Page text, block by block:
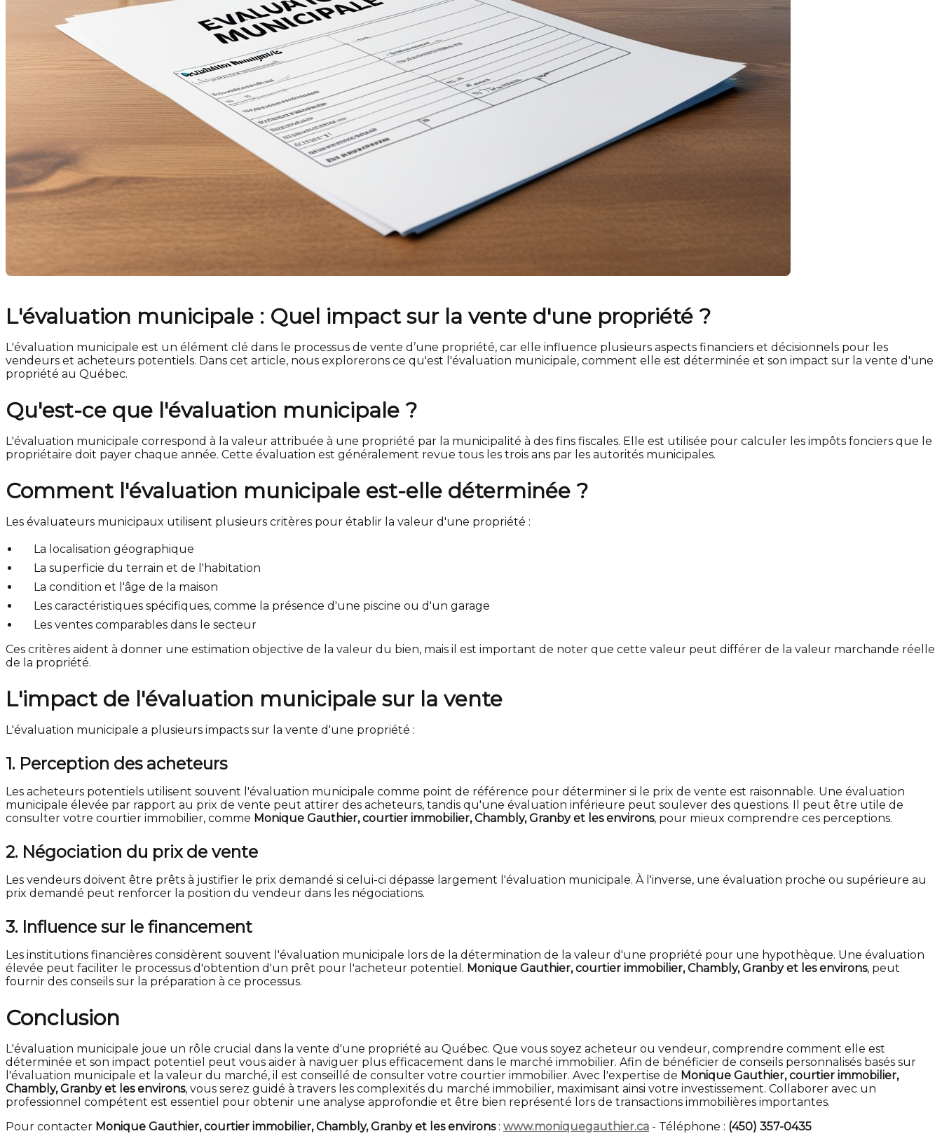
L'évaluation municipale : Quel impact sur la vente d'une propriété ?
L'évaluation municipale est un élément clé dans le processus de vente d’une propriété, car elle influence plusieurs aspects financiers et décisionnels pour les
vendeurs et acheteurs potentiels. Dans cet article, nous explorerons ce qu'est l'évaluation municipale, comment elle est déterminée et son impact sur la vente d'une
propriété au Québec.
Qu'est-ce que l'évaluation municipale ?
L'évaluation municipale correspond à la valeur attribuée à une propriété par la municipalité à des fins fiscales. Elle est utilisée pour calculer les impôts fonciers que le
propriétaire doit payer chaque année. Cette évaluation est généralement revue tous les trois ans par les autorités municipales.
Comment l'évaluation municipale est-elle déterminée ?
Les évaluateurs municipaux utilisent plusieurs critères pour établir la valeur d'une propriété :
La localisation géographique
La superficie du terrain et de l'habitation
La condition et l'âge de la maison
Les caractéristiques spécifiques, comme la présence d'une piscine ou d'un garage
Les ventes comparables dans le secteur
Ces critères aident à donner une estimation objective de la valeur du bien, mais il est important de noter que cette valeur peut différer de la valeur marchande réelle
de la propriété.
L'impact de l'évaluation municipale sur la vente
L'évaluation municipale a plusieurs impacts sur la vente d'une propriété :
1. Perception des acheteurs
Les acheteurs potentiels utilisent souvent l'évaluation municipale comme point de référence pour déterminer si le prix de vente est raisonnable. Une évaluation
municipale élevée par rapport au prix de vente peut attirer des acheteurs, tandis qu'une évaluation inférieure peut soulever des questions. Il peut être utile de
consulter votre courtier immobilier, comme Monique Gauthier, courtier immobilier, Chambly, Granby et les environs, pour mieux comprendre ces perceptions.
2. Négociation du prix de vente
Les vendeurs doivent être prêts à justifier le prix demandé si celui-ci dépasse largement l'évaluation municipale. À l'inverse, une évaluation proche ou supérieure au
prix demandé peut renforcer la position du vendeur dans les négociations.
3. Influence sur le financement
Les institutions financières considèrent souvent l'évaluation municipale lors de la détermination de la valeur d'une propriété pour une hypothèque. Une évaluation
élevée peut faciliter le processus d'obtention d'un prêt pour l'acheteur potentiel. Monique Gauthier, courtier immobilier, Chambly, Granby et les environs, peut
fournir des conseils sur la préparation à ce processus.
Conclusion
L'évaluation municipale joue un rôle crucial dans la vente d'une propriété au Québec. Que vous soyez acheteur ou vendeur, comprendre comment elle est
déterminée et son impact potentiel peut vous aider à naviguer plus efficacement dans le marché immobilier. Afin de bénéficier de conseils personnalisés basés sur
l'évaluation municipale et la valeur du marché, il est conseillé de consulter votre courtier immobilier. Avec l'expertise de Monique Gauthier, courtier immobilier,
Chambly, Granby et les environs, vous serez guidé à travers les complexités du marché immobilier, maximisant ainsi votre investissement. Collaborer avec un
professionnel compétent est essentiel pour obtenir une analyse approfondie et être bien représenté lors de transactions immobilières importantes.
Pour contacter Monique Gauthier, courtier immobilier, Chambly, Granby et les environs: www.moniquegauthier.ca - Téléphone : (450) 357-0435